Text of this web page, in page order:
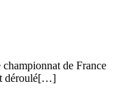
de France
déroulé[…]